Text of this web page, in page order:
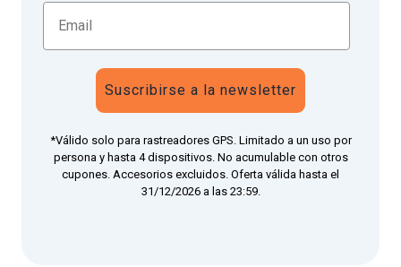
Suscribirse a la newsletter
*Válido solo para rastreadores GPS. Limitado a un uso por
persona y hasta 4 dispositivos. No acumulable con otros
cupones. Accesorios excluidos. Oferta válida hasta el
31/12/2026 a las 23:59.